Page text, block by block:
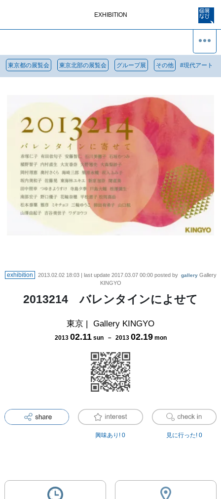
EXHIBITION
東京都の展覧会 東京北部の展覧会 グループ展 その他 #現代アート
exhibition 2013.02.02 18:03| last update 2017.03.07 00:00posted by gallery Gallery
KINGYO
2013214 バレンタインによせて
東京 | Gallery KINGYO
2013 02.11 sun－ 2013 02.19 mon
興味あり! 0 見に行った! 0